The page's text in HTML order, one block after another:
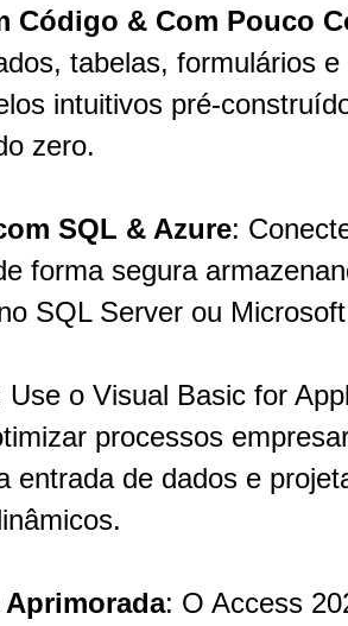
Código & Com Pouco
tabelas, formulários
intuitivos pré-
zero.
SQL & Azure:
forma segura
SQL Server ou
Use o Visual Basic for
processos
entrada de dados e
: O Access